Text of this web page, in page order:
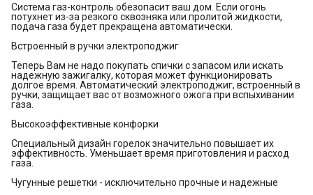
Система газ-контроль обезопасит ваш дом. Если огонь
потухнет из-за резкого сквозняка или пролитой жидкости,
подача газа будет прекращена автоматически.
Встроенный в ручки электроподжиг
Теперь Вам не надо покупать спички с запасом или искать
надежную зажигалку, которая может функционировать
долгое время. Автоматический электроподжиг, встроенный в
ручки, защищает вас от возможного ожога при вспыхивании
газа.
Высокоэффективные конфорки
Специальный дизайн горелок значительно повышает их
эффективность. Уменьшает время приготовления и расход
газа.
Чугунные решетки - исключительно прочные и надежные